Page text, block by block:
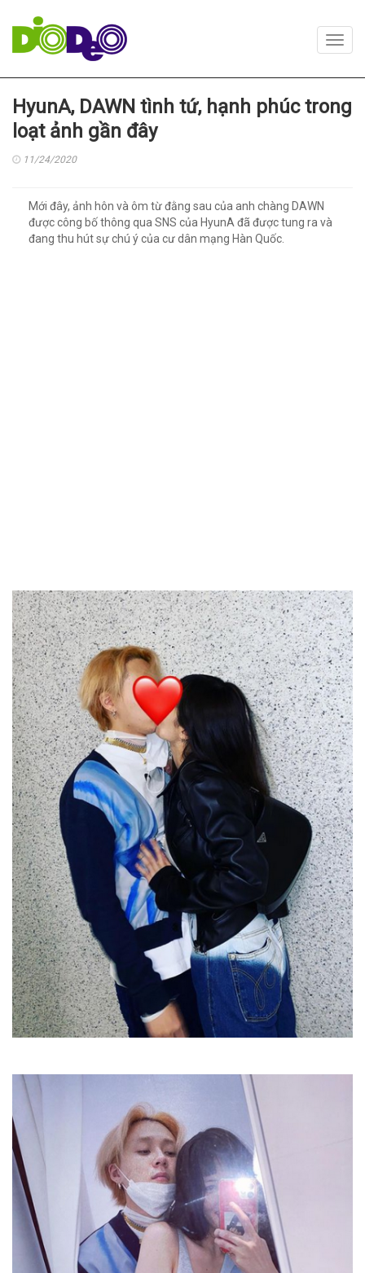
HyunA, DAWN tình tứ, hạnh phúc trong
loạt ảnh gần đây
11/24/2020
Mới đây, ảnh hôn và ôm từ đằng sau của anh chàng DAWN
được công bố thông qua SNS của HyunA đã được tung ra và
đang thu hút sự chú ý của cư dân mạng Hàn Quốc.